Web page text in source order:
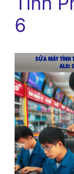
6